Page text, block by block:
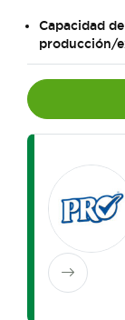
Capacidad de
producción/